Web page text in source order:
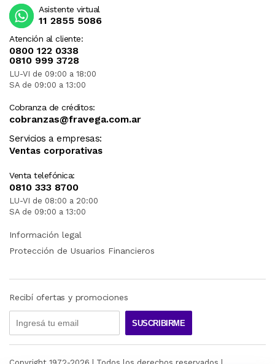
Atención al cliente:
0800 122 0338
0810 999 3728
LU-VI de 09:00 a 18:00
SA de 09:00 a 13:00
Cobranza de créditos:
cobranzas@fravega.com.ar
Servicios a empresas:
Ventas corporativas
Venta telefónica:
0810 333 8700
LU-VI de 08:00 a 20:00
SA de 09:00 a 13:00
Asistente virtual
11 2855 5086
Información legal
Protección de Usuarios Financieros
Recibí ofertas y promociones
SUSCRIBIRME